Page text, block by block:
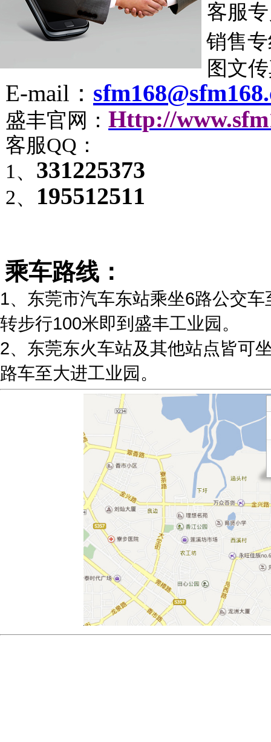
客服
销售
图文
E-mail：
盛丰官网： Http://
客服QQ：
1、 331225373
2、 195512511
乘车路线：
1、东莞市汽车东站乘坐6路公交
转步行100米即到盛丰工业园。
2、东莞东火车站及其他站点皆可
路车至大进工业园。